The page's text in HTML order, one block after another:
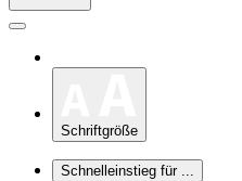
Schriftgröße
Schnelleinstieg für ...